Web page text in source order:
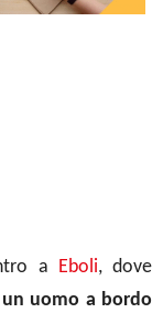
a Eboli, dove
un uomo a bordo